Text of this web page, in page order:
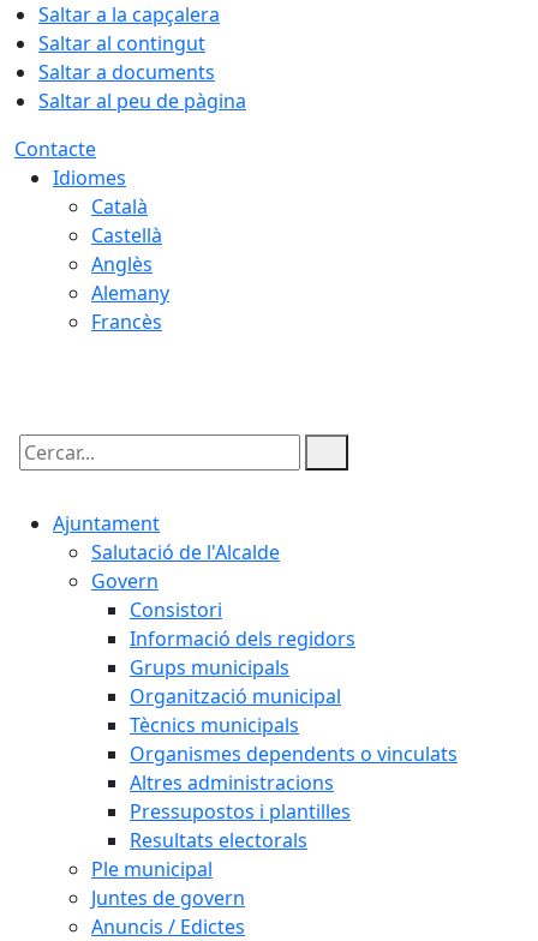
Saltar a la capçalera
Saltar al contingut
Saltar a documents
Saltar al peu de pàgina
Contacte
Idiomes
Català
Castellà
Anglès
Alemany
Francès
Cercar:
Ajuntament
Salutació de l'Alcalde
Govern
Consistori
Informació dels regidors
Grups municipals
Organització municipal
Tècnics municipals
Organismes dependents o vinculats
Altres administracions
Pressupostos i plantilles
Resultats electorals
Ple municipal
Juntes de govern
Anuncis / Edictes